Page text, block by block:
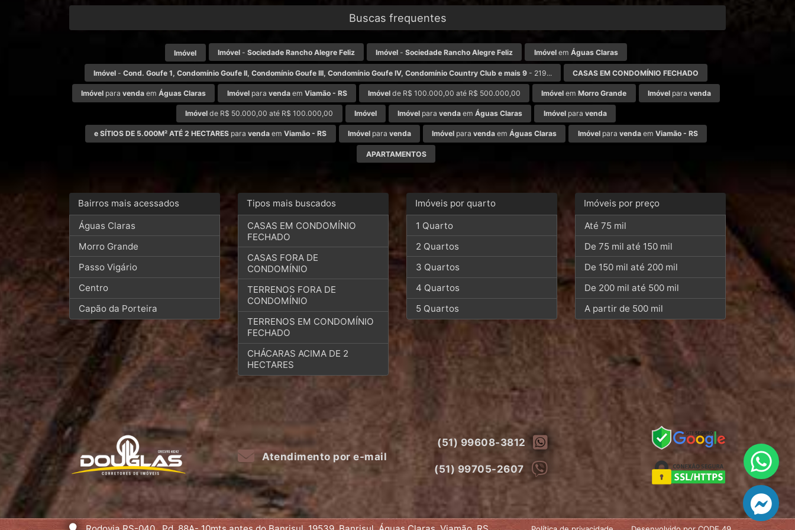
Buscas frequentes
Imóvel Imóvel- Sociedade Rancho Alegre Feliz Imóvel -Sociedade Rancho Alegre Feliz Imóvelem Águas Claras
Imóvel- Cond. Goufe 1, Condomínio Goufe II, Condomínio Goufe III, Condomínio Goufe IV, Condomínio Country Club e mais 9- 219... CASAS EM CONDOMÍNIO FECHADO
Imóvel paravenda emÁguas Claras Imóvelpara vendaem Viamão - RS Imóvel de R$ 100.000,00 até R$ 500.000,00 Imóvel emMorro Grande Imóvelpara venda
Imóvel de R$ 50.000,00 até R$ 100.000,00 Imóvel Imóvel paravenda emÁguas Claras Imóvelpara venda
e SÍTIOS DE 5.000M² ATÉ 2 HECTARES paravenda emViamão - RS Imóvelpara venda Imóvel paravenda emÁguas Claras Imóvelpara vendaem Viamão - RS
APARTAMENTOS
Bairros mais acessados
Águas Claras
Morro Grande
Passo Vigário
Centro
Capão da Porteira
Tipos mais buscados
CASAS EM CONDOMÍNIO
FECHADO
CASAS FORA DE
CONDOMÍNIO
TERRENOS FORA DE
CONDOMÍNIO
TERRENOS EM CONDOMÍNIO
FECHADO
CHÁCARAS ACIMA DE 2
HECTARES
Imóveis por quarto
1 Quarto
2 Quartos
3 Quartos
4 Quartos
5 Quartos
Imóveis por preço
Até 75 mil
De 75 mil até 150 mil
De 150 mil até 200 mil
De 200 mil até 500 mil
A partir de 500 mil
Atendimento por e-mail
(51) 99608-3812
(51) 99705-2607